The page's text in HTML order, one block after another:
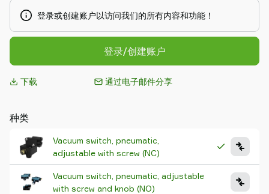
登录或创建账户以访问我们的所有内容和功能！
登录/创建账户
下载 通过电子邮件分享
种类
Vacuum switch, pneumatic,
adjustable with screw (NC)
Vacuum switch, pneumatic, adjustable
with screw and knob (NO)
持
寻
找
作
伙
shop